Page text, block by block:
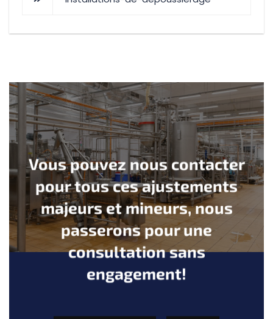
Vous pouvez nous contacter
pour tous ces ajustements
majeurs et mineurs, nous
passerons pour une
consultation sans
engagement!